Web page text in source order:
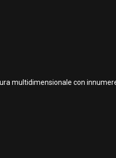
multidimensionale con